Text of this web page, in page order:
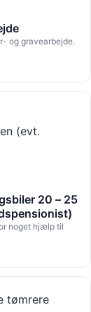
og gravearbejde.
20 – 25
noget hjælp til